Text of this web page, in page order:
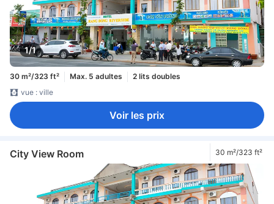
1/1
30 m²/323 ft² Max. 5 adultes
2 lits doubles
vue : ville
Voir les prix
City View Room 30 m²/323 ft²